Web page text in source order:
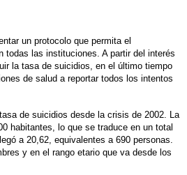
un protocolo que permita el
todas las instituciones. A partir del interés
la tasa de suicidios, en el último tiempo
de salud a reportar todos los intentos
de suicidios desde la crisis de 2002. La
habitantes, lo que se traduce en un total
a 20,62, equivalentes a 690 personas.
y en el rango etario que va desde los